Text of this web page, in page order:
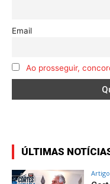
Email
Ao prosseguir,
ÚLTIMAS